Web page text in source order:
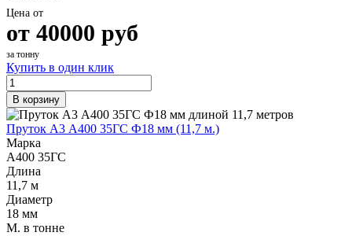
Цена от
от 40000 руб
за тонну
Купить в один клик
В корзину
Пруток А3 А400 35ГС Ф18 мм (11,7 м.)
Марка
А400 35ГС
Длина
11,7 м
Диаметр
18 мм
М. в тонне